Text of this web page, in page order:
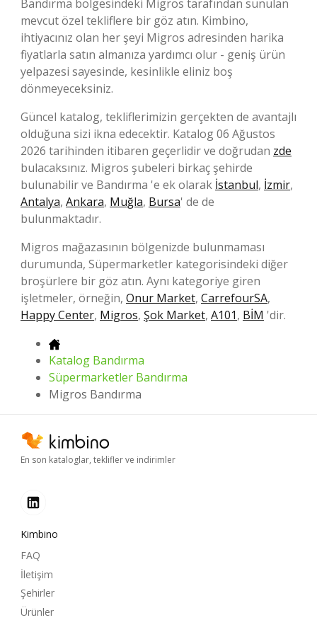
Bandırma bölgesindeki Migros tarafından sunulan
mevcut özel tekliflere bir göz atın. Kimbino,
ihtiyacınız olan her şeyi Migros adresinden harika
fiyatlarla satın almanıza yardımcı olur - geniş ürün
yelpazesi sayesinde, kesinlikle eliniz boş
dönmeyeceksiniz.
Güncel katalog, tekliflerimizin gerçekten de avantajlı
olduğuna sizi ikna edecektir. Katalog 06 Ağustos
2026 tarihinden itibaren geçerlidir ve doğrudan zde
bulacaksınız. Migros şubeleri birkaç şehirde
bulunabilir ve Bandırma 'e ek olarak İstanbul, İzmir,
Antalya, Ankara, Muğla, Bursa' de de
bulunmaktadır.
Migros mağazasının bölgenizde bulunmaması
durumunda, Süpermarketler kategorisindeki diğer
broşürlere bir göz atın. Aynı kategoriye giren
işletmeler, örneğin, Onur Market, CarrefourSA,
Happy Center, Migros, Şok Market, A101, BİM 'dir.
Katalog Bandırma
Süpermarketler Bandırma
Migros Bandırma
En son kataloglar, teklifler ve indirimler
Kimbino
FAQ
İletişim
Şehirler
Ürünler